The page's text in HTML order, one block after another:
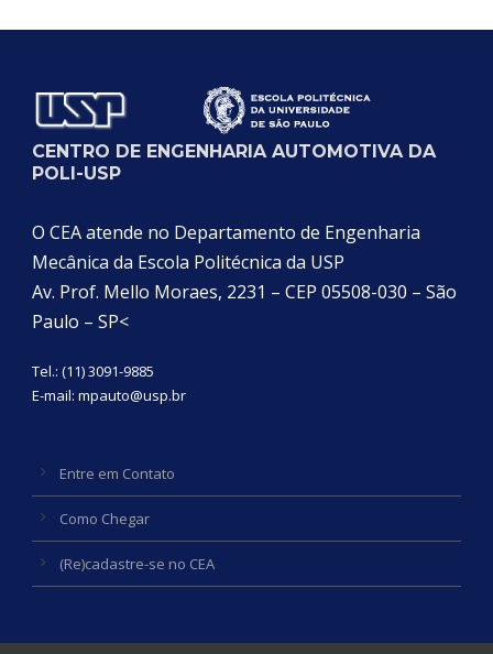
CENTRO DE ENGENHARIA AUTOMOTIVA DA
POLI-USP
O CEA atende no Departamento de Engenharia
Mecânica da Escola Politécnica da USP
Av. Prof. Mello Moraes, 2231 – CEP 05508-030 – São
Paulo – SP<
Tel.: (11) 3091-9885
E-mail: mpauto@usp.br
Entre em Contato
Como Chegar
(Re)cadastre-se no CEA